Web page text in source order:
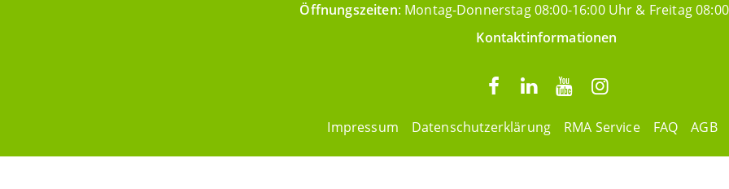
Öffnungszeiten: Montag-Donnerstag 08:00-16:00 Uhr & Freitag
Kontaktinformationen
Impressum Datenschutzerklärung RMA Service FAQ AGB